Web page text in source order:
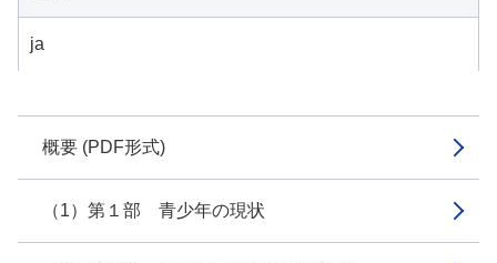
概要 (PDF形式)
（1）第１部 青少年の現状
ja